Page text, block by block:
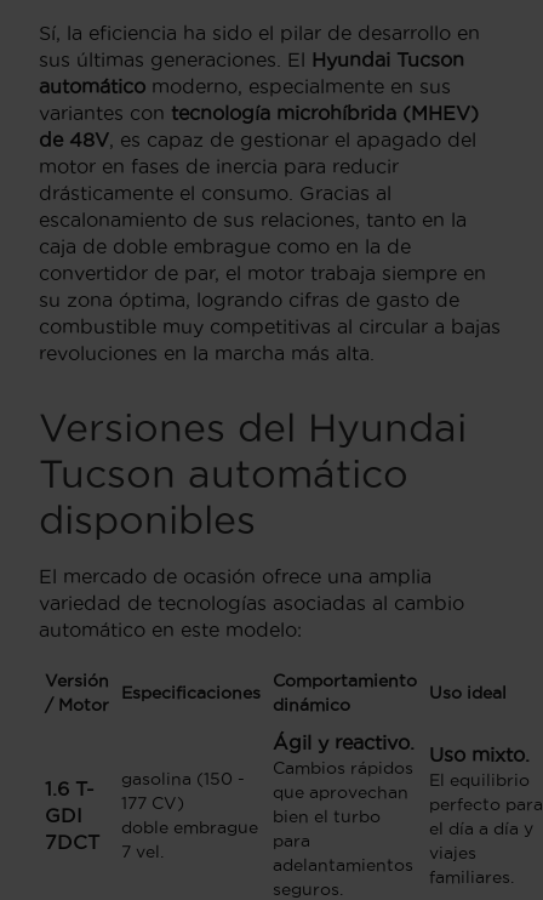
Sí, la eficiencia ha sido el pilar de desarrollo en
sus últimas generaciones. El Hyundai Tucson
automático moderno, especialmente en sus
variantes con tecnología microhíbrida (MHEV)
de 48V , es capaz de gestionar el apagado del
motor en fases de inercia para reducir
drásticamente el consumo. Gracias al
escalonamiento de sus relaciones, tanto en la
caja de doble embrague como en la de
convertidor de par, el motor trabaja siempre en
su zona óptima, logrando cifras de gasto de
combustible muy competitivas al circular a bajas
revoluciones en la marcha más alta.
Versiones del Hyundai
Tucson automático
disponibles
El mercado de ocasión ofrece una amplia
variedad de tecnologías asociadas al cambio
automático en este modelo:
Versión
/ Motor
Especificaciones
Comportamiento
dinámico
Uso ideal
1.6 T-
GDI
7DCT
gasolina (150 -
177 CV)
doble embrague
7 vel.
Ágil y reactivo.
Cambios rápidos
que aprovechan
bien el turbo
para
adelantamientos
seguros.
Uso mixto.
El equilibrio
perfecto para
el día a día y
viajes
familiares.